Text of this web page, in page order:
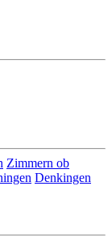
Zimmern ob
Denkingen